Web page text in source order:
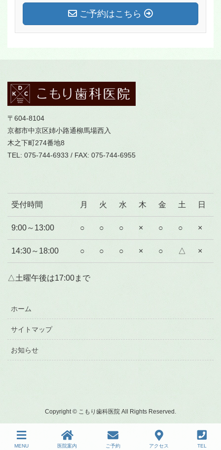
ご予約はこちら
〒604-8104
京都市中京区姉小路通柳馬場西入
木之下町274番地8
TEL: 075-744-6933 / FAX: 075-744-6955
受付時間 月 火 水 木 金 土 日
9:00～13:00 ○ ○ ○ × ○ ○ ×
14:30～18:00 ○ ○ ○ × ○ △ ×
△土曜午後は17:00まで
ホーム
サイトマップ
お知らせ
Copyright © こもり歯科医院 All Rights Reserved.
MENU 医院案内 ご予約 アクセス TEL